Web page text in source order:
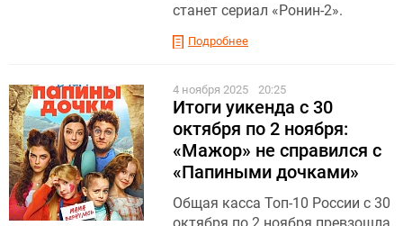
станет сериал «Ронин-2».
Подробнее
4 ноября 2025 20:25
Итоги уикенда с 30
октября по 2 ноября:
«Мажор» не справился с
«Папиными дочками»
Общая касса Топ-10 России с 30
октября по 2 ноября превзошла